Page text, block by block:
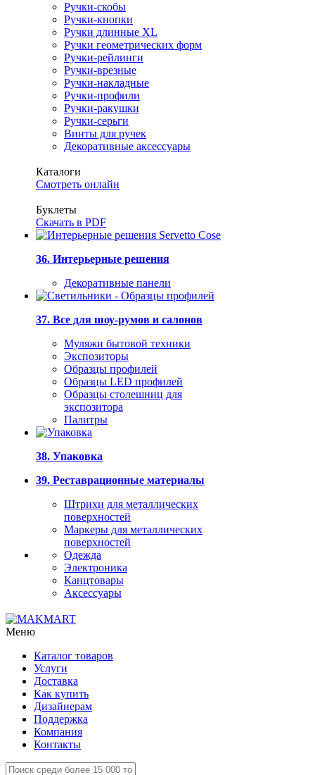
Ручки-скобы
Ручки-кнопки
Ручки длинные XL
Ручки геометрических форм
Ручки-рейлинги
Ручки-врезные
Ручки-накладные
Ручки-профили
Ручки-ракушки
Ручки-серьги
Винты для ручек
Декоративные аксессуары
Каталоги
Смотреть онлайн
Буклеты
Скачать в PDF
36. Интерьерные решения
Декоративные панели
37. Все для шоу-румов и салонов
Муляжи бытовой техники
Экспозиторы
Образцы профилей
Образцы LED профилей
Образцы столешниц для
экспозитора
Палитры
38. Упаковка
39. Реставрационные материалы
Штрихи для металлических
поверхностей
Маркеры для металлических
поверхностей
Одежда
Электроника
Канцтовары
Аксессуары
Меню
Каталог товаров
Услуги
Доставка
Как купить
Дизайнерам
Поддержка
Компания
Контакты